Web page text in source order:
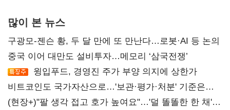
많이 본 뉴스
구광모-젠슨 황, 두 달 만에 또 만난다…로봇·AI 등 논의
중국 이어 대만도 설비투자…메모리 ‘삼국전쟁’
윙입푸드, 경영진 주가 부양 의지에 상한가
비트코인도 국가자산으로…'보관·평가·처분' 기준은
숙제
(현장+)"팔 생각 접고 호가 높여요"…'덜 똘똘한 한 채'